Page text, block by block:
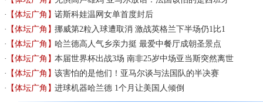
【体坛广角】诺斯科娃温网女单首度封后
【体坛广角】挪威第2粒入球遭取消 激战英格兰下半场仍1比1
【体坛广角】哈兰德高人气乡亲力挺 最爱中餐厅成朝圣景点
【体坛广角】本届世界杯出战3场 南非25岁中场亚当斯突然离世
【体坛广角】该害怕的是他们！亚马尔谈与法国队的半决赛
【体坛广角】进球机器哈兰德 1个月让美国人倾倒